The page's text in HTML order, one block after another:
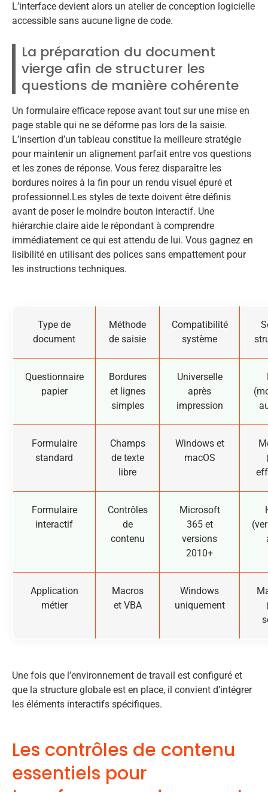
L’interface devient alors un atelier de conception logicielle
accessible sans aucune ligne de code.
La préparation du document
vierge afin de structurer les
questions de manière cohérente
Un formulaire efficace repose avant tout sur une mise en
page stable qui ne se déforme pas lors de la saisie.
L’insertion d’un tableau constitue la meilleure stratégie
pour maintenir un alignement parfait entre vos questions
et les zones de réponse. Vous ferez disparaître les
bordures noires à la fin pour un rendu visuel épuré et
professionnel.Les styles de texte doivent être définis
avant de poser le moindre bouton interactif. Une
hiérarchie claire aide le répondant à comprendre
immédiatement ce qui est attendu de lui. Vous gagnez en
lisibilité en utilisant des polices sans empattement pour
les instructions techniques.
Type de
document
Méthode
de saisie
Compatibilité
système
Questionnaire
papier
Bordures
et lignes
simples
Universelle
après
impression
Formulaire
standard
Champs
de texte
libre
Windows et
macOS
Formulaire
interactif
Contrôles
de
contenu
Microsoft
365 et
versions
2010+
Application
métier
Macros
et VBA
Windows
uniquement
Une fois que l’environnement de travail est configuré et
que la structure globale est en place, il convient d’intégrer
les éléments interactifs spécifiques.
Les contrôles de contenu
essentiels pour